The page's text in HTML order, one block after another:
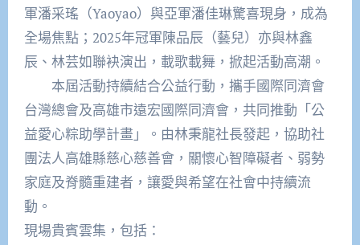
軍潘采瑤（Yaoyao）與亞軍潘佳琳驚喜現身，成為
全場焦點；2025年冠軍陳品辰（藝兒）亦與林鑫
辰、林芸如聯袂演出，載歌載舞，掀起活動高潮。
本屆活動持續結合公益行動，攜手國際同濟會
台灣總會及高雄市遠宏國際同濟會，共同推動「公
益愛心粽助學計畫」。由林秉龍社長發起，協助社
團法人高雄縣慈心慈善會，關懷心智障礙者、弱勢
家庭及脊髓重建者，讓愛與希望在社會中持續流
動。
現場貴賓雲集，包括：